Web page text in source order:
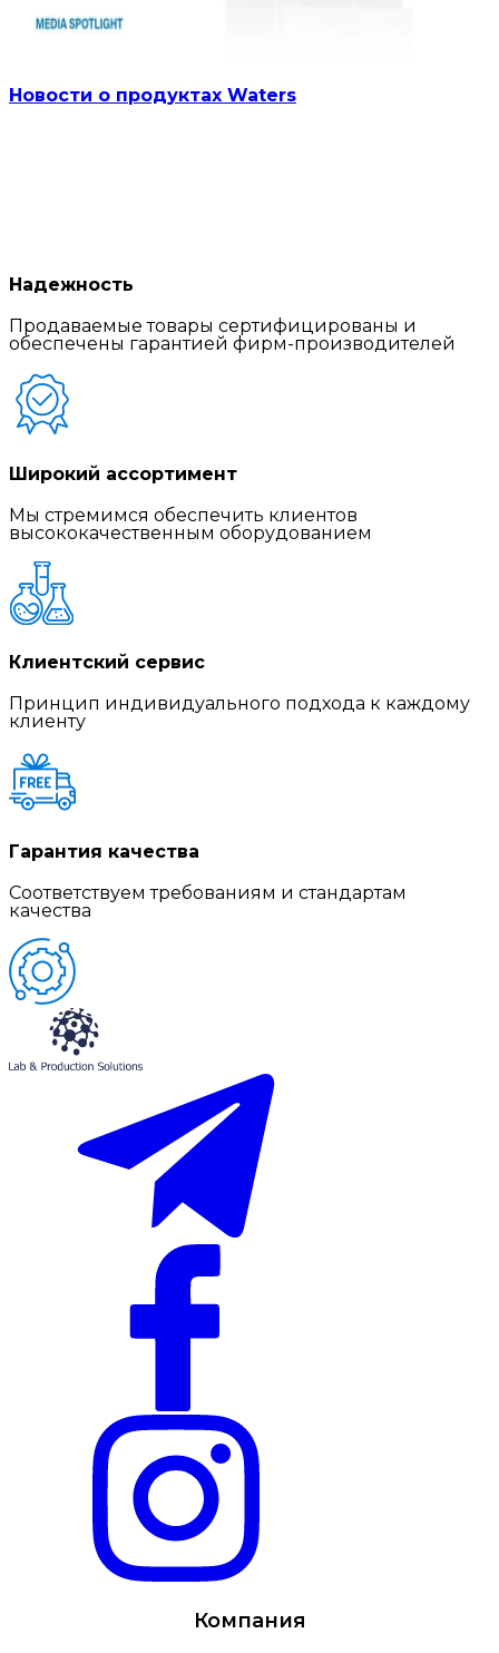
Новости о продуктах Waters
Надежность
Продаваемые товары сертифицированы и
обеспечены гарантией фирм-производителей
Широкий ассортимент
Мы стремимся обеспечить клиентов
высококачественным оборудованием
Клиентский сервис
Принцип индивидуального подхода к каждому
клиенту
Гарантия качества
Соответствуем требованиям и стандартам
качества
Компания